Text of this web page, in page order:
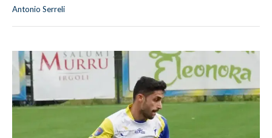
Antonio Serreli